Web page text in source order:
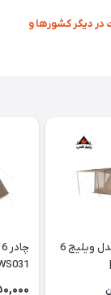
دیگر کشورها و
چادر نیچرهایک مدل ویلیج 6